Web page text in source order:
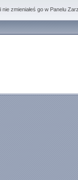
zmieniałeś go w Panelu